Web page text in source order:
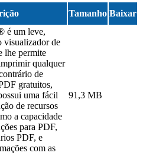
Tamanho Baixar
é um leve,
visualizador de
lhe permite
qualquer
de
gratuitos,
uma fácil
de recursos
a capacidade
para PDF,
PDF, e
com as
91,3 MB